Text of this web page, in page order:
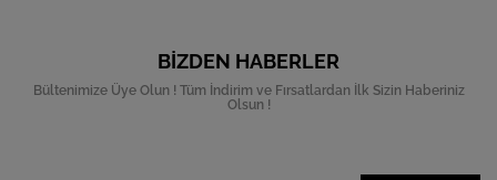
BIZDEN HABERLER
Bültenimize Üye Olun ! Tüm İndirim ve Fırsatlardan İlk Sizin Haberiniz
Olsun !